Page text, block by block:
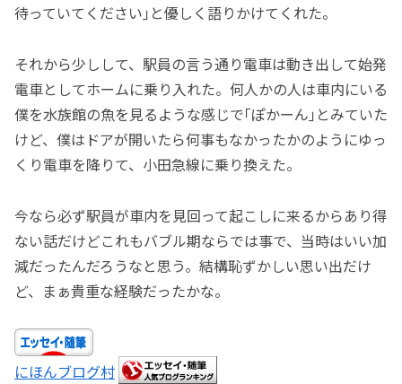
待っていてください｣と優しく語りかけてくれた。
それから少しして、駅員の言う通り電車は動き出して始発
電車としてホームに乗り入れた。何人かの人は車内にいる
僕を水族館の魚を見るような感じで｢ぽかーん｣とみていた
けど、僕はドアが開いたら何事もなかったかのようにゆっ
くり電車を降りて、小田急線に乗り換えた。
今なら必ず駅員が車内を見回って起こしに来るからあり得
ない話だけどこれもバブル期ならでは事で、当時はいい加
減だったんだろうなと思う。結構恥ずかしい思い出だけ
ど、まぁ貴重な経験だったかな。
にほんブログ村